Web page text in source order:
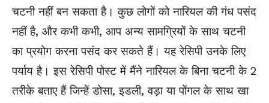
चटनी नहीं बन सकता है। कुछ लोगों को नारियल की गंध पसंद
नहीं है, और कभी कभी, आप अन्य सामग्रियों के साथ चटनी
का प्रयोग करना पसंद कर सकते हैं। यह रेसिपी उनके लिए
पर्याय है। इस रेसिपी पोस्ट में मैंने नारियल के बिना चटनी के 2
तरीके बताए हैं जिन्हें डोसा, इडली, वड़ा या पोंगल के साथ खा